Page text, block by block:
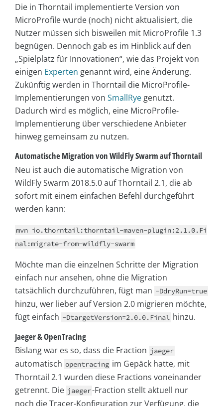
Die in Thorntail implementierte Version von
MicroProfile wurde (noch) nicht aktualisiert, die
Nutzer müssen sich bisweilen mit MicroProfile 1.3
begnügen. Dennoch gab es im Hinblick auf den
„Spielplatz für Innovationen“, wie das Projekt von
einigen Experten genannt wird, eine Änderung.
Zukünftig werden in Thorntail die MicroProfile-
Implementierungen von SmallRye genutzt.
Dadurch wird es möglich, eine MicroProfile-
Implementierung über verschiedene Anbieter
hinweg gemeinsam zu nutzen.
Automatische Migration von WildFly Swarm auf Thorntail
Neu ist auch die automatische Migration von
WildFly Swarm 2018.5.0 auf Thorntail 2.1, die ab
sofort mit einem einfachen Befehl durchgeführt
werden kann:
mvn io.thorntail:thorntail-maven-plugin:2.1.0.Fi
nal:migrate-from-wildfly-swarm
Möchte man die einzelnen Schritte der Migration
einfach nur ansehen, ohne die Migration
tatsächlich durchzuführen, fügt man -DdryRun=true
hinzu, wer lieber auf Version 2.0 migrieren möchte,
fügt einfach -DtargetVersion=2.0.0.Final hinzu.
Jaeger & OpenTracing
Bislang war es so, dass die Fraction jaeger
automatisch opentracing im Gepäck hatte, mit
Thorntail 2.1 wurden diese Fractions voneinander
getrennt. Die jaeger-Fraction stellt aktuell nur
noch die Tracer-Konfiguration zur Verfügung, die